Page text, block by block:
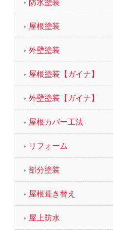
屋根塗装
外壁塗装
屋根塗装【ガイナ】
外壁塗装【ガイナ】
屋根カバー工法
リフォーム
部分塗装
屋根葺き替え
屋上防水